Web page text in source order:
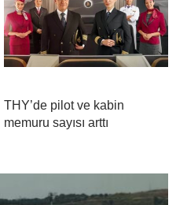
THY’de pilot ve kabin
memuru sayısı arttı